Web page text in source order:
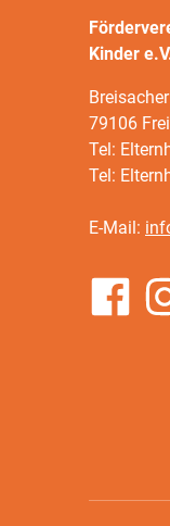
Kinder
79106
Tel:
Tel:
E-Mail: